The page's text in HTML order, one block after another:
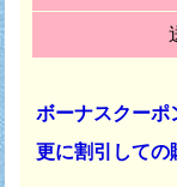
ボーナスクーポ
更に割引しての